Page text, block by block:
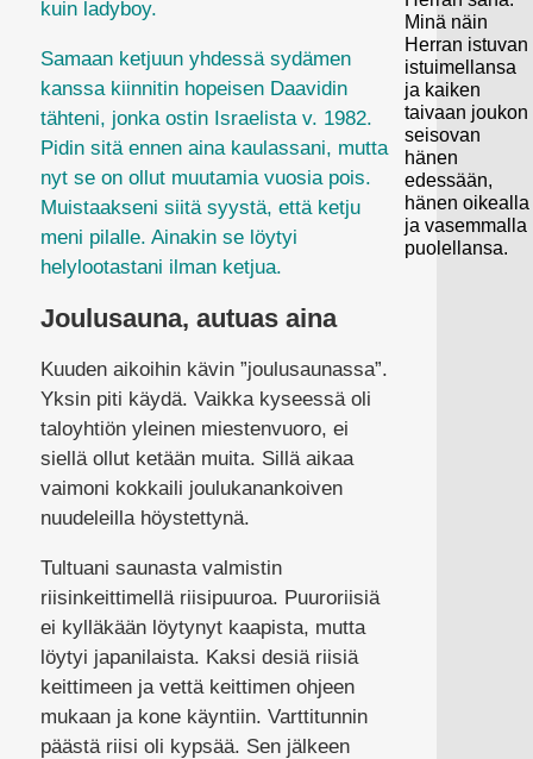
kuin ladyboy.
Samaan ketjuun yhdessä sydämen
kanssa kiinnitin hopeisen Daavidin
tähteni, jonka ostin Israelista v. 1982.
Pidin sitä ennen aina kaulassani, mutta
nyt se on ollut muutamia vuosia pois.
Muistaakseni siitä syystä, että ketju
meni pilalle. Ainakin se löytyi
helylootastani ilman ketjua.
Joulusauna, autuas aina
Kuuden aikoihin kävin ”joulusaunassa”.
Yksin piti käydä. Vaikka kyseessä oli
taloyhtiön yleinen miestenvuoro, ei
siellä ollut ketään muita. Sillä aikaa
vaimoni kokkaili joulukanankoiven
nuudeleilla höystettynä.
Tultuani saunasta valmistin
riisinkeittimellä riisipuuroa. Puuroriisiä
ei kylläkään löytynyt kaapista, mutta
löytyi japanilaista. Kaksi desiä riisiä
keittimeen ja vettä keittimen ohjeen
mukaan ja kone käyntiin. Varttitunnin
päästä riisi oli kypsää. Sen jälkeen
Minä näin
Herran istuvan
istuimellansa
ja kaiken
taivaan joukon
seisovan
hänen
edessään,
hänen oikealla
ja vasemmalla
puolellansa.